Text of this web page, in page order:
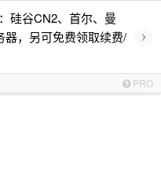
硅谷CN2、首尔、曼
，另可免费领取续费/
›
PRO